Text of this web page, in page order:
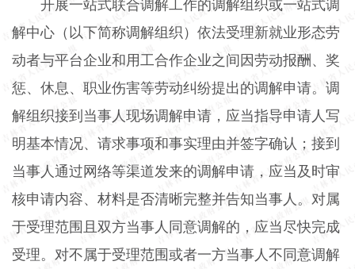
开展一站式联合调解工作的调解组织或一站式调
解中心（以下简称调解组织）依法受理新就业形态劳
动者与平台企业和用工合作企业之间因劳动报酬、奖
惩、休息、职业伤害等劳动纠纷提出的调解申请。调
解组织接到当事人现场调解申请，应当指导申请人写
明基本情况、请求事项和事实理由并签字确认；接到
当事人通过网络等渠道发来的调解申请，应当及时审
核申请内容、材料是否清晰完整并告知当事人。对属
于受理范围且双方当事人同意调解的，应当尽快完成
受理。对不属于受理范围或者一方当事人不同意调解